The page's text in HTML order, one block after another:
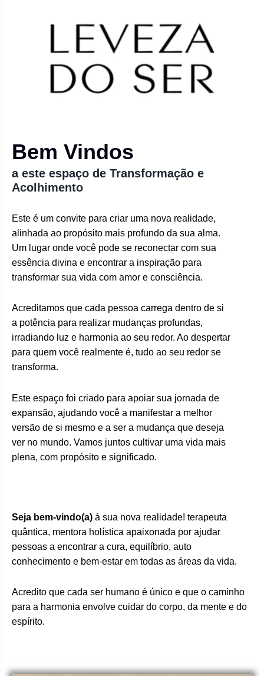
Bem Vindos
a este espaço de Transformação e
Acolhimento
Este é um convite para criar uma nova realidade,
alinhada ao propósito mais profundo da sua alma.
Um lugar onde você pode se reconectar com sua
essência divina e encontrar a inspiração para
transformar sua vida com amor e consciência.
Acreditamos que cada pessoa carrega dentro de si
a potência para realizar mudanças profundas,
irradiando luz e harmonia ao seu redor. Ao despertar
para quem você realmente é, tudo ao seu redor se
transforma.
Este espaço foi criado para apoiar sua jornada de
expansão, ajudando você a manifestar a melhor
versão de si mesmo e a ser a mudança que deseja
ver no mundo. Vamos juntos cultivar uma vida mais
plena, com propósito e significado.
Seja bem-vindo(a) à sua nova realidade! terapeuta
quântica, mentora holística apaixonada por ajudar
pessoas a encontrar a cura, equilíbrio, auto
conhecimento e bem-estar em todas as áreas da vida.
Acredito que cada ser humano é único e que o caminho
para a harmonia envolve cuidar do corpo, da mente e do
espírito.